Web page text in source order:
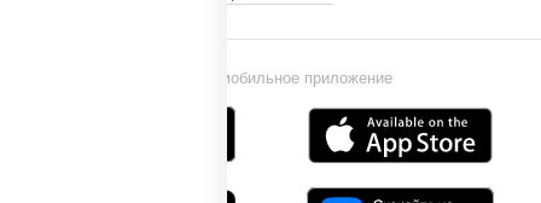
Установи мобильное приложение